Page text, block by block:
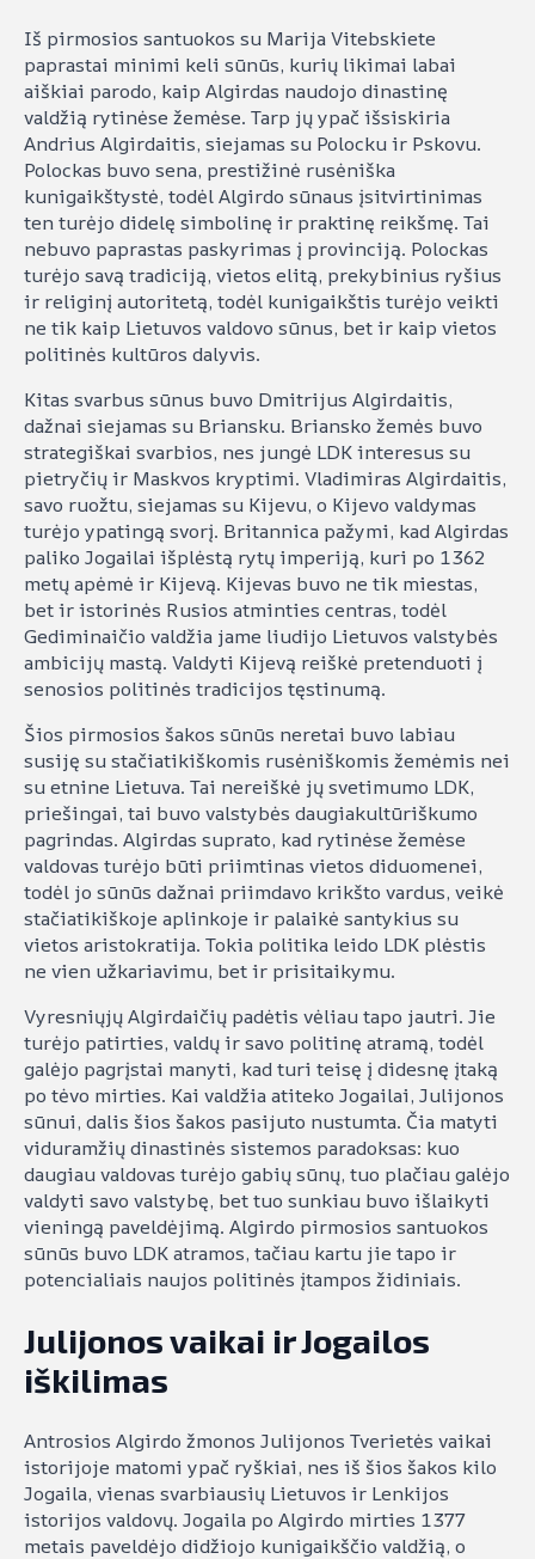
Iš pirmosios santuokos su Marija Vitebskiete
paprastai minimi keli sūnūs, kurių likimai labai
aiškiai parodo, kaip Algirdas naudojo dinastinę
valdžią rytinėse žemėse. Tarp jų ypač išsiskiria
Andrius Algirdaitis, siejamas su Polocku ir Pskovu.
Polockas buvo sena, prestižinė rusėniška
kunigaikštystė, todėl Algirdo sūnaus įsitvirtinimas
ten turėjo didelę simbolinę ir praktinę reikšmę. Tai
nebuvo paprastas paskyrimas į provinciją. Polockas
turėjo savą tradiciją, vietos elitą, prekybinius ryšius
ir religinį autoritetą, todėl kunigaikštis turėjo veikti
ne tik kaip Lietuvos valdovo sūnus, bet ir kaip vietos
politinės kultūros dalyvis.
Kitas svarbus sūnus buvo Dmitrijus Algirdaitis,
dažnai siejamas su Briansku. Briansko žemės buvo
strategiškai svarbios, nes jungė LDK interesus su
pietryčių ir Maskvos kryptimi. Vladimiras Algirdaitis,
savo ruožtu, siejamas su Kijevu, o Kijevo valdymas
turėjo ypatingą svorį. Britannica pažymi, kad Algirdas
paliko Jogailai išplėstą rytų imperiją, kuri po 1362
metų apėmė ir Kijevą. Kijevas buvo ne tik miestas,
bet ir istorinės Rusios atminties centras, todėl
Gediminaičio valdžia jame liudijo Lietuvos valstybės
ambicijų mastą. Valdyti Kijevą reiškė pretenduoti į
senosios politinės tradicijos tęstinumą.
Šios pirmosios šakos sūnūs neretai buvo labiau
susiję su stačiatikiškomis rusėniškomis žemėmis nei
su etnine Lietuva. Tai nereiškė jų svetimumo LDK,
priešingai, tai buvo valstybės daugiakultūriškumo
pagrindas. Algirdas suprato, kad rytinėse žemėse
valdovas turėjo būti priimtinas vietos diduomenei,
todėl jo sūnūs dažnai priimdavo krikšto vardus, veikė
stačiatikiškoje aplinkoje ir palaikė santykius su
vietos aristokratija. Tokia politika leido LDK plėstis
ne vien užkariavimu, bet ir prisitaikymu.
Vyresniųjų Algirdaičių padėtis vėliau tapo jautri. Jie
turėjo patirties, valdų ir savo politinę atramą, todėl
galėjo pagrįstai manyti, kad turi teisę į didesnę įtaką
po tėvo mirties. Kai valdžia atiteko Jogailai, Julijonos
sūnui, dalis šios šakos pasijuto nustumta. Čia matyti
viduramžių dinastinės sistemos paradoksas: kuo
daugiau valdovas turėjo gabių sūnų, tuo plačiau galėjo
valdyti savo valstybę, bet tuo sunkiau buvo išlaikyti
vieningą paveldėjimą. Algirdo pirmosios santuokos
sūnūs buvo LDK atramos, tačiau kartu jie tapo ir
potencialiais naujos politinės įtampos židiniais.
Julijonos vaikai ir Jogailos
iškilimas
Antrosios Algirdo žmonos Julijonos Tverietės vaikai
istorijoje matomi ypač ryškiai, nes iš šios šakos kilo
Jogaila, vienas svarbiausių Lietuvos ir Lenkijos
istorijos valdovų. Jogaila po Algirdo mirties 1377
metais paveldėjo didžiojo kunigaikščio valdžią, o